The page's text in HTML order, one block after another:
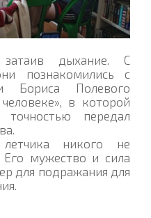
дыхание. С
познакомились с
Бориса Полевого
в которой
передал
летчика никого не
Его мужество и сила
для подражания для